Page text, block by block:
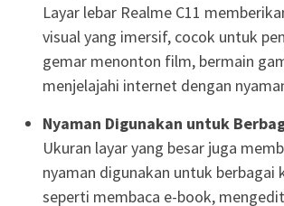
Layar lebar Realme C11
visual yang imersif, cocok untuk
gemar menonton film, bermain
menjelajahi internet dengan
Nyaman Digunakan untuk
Ukuran layar yang besar juga
nyaman digunakan untuk berbagai
seperti membaca e-book,